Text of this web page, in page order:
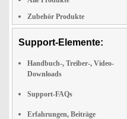
Zubehör Produkte
Support-Elemente:
Handbuch-, Treiber-, Video-
Downloads
Support-FAQs
Erfahrungen, Beiträge